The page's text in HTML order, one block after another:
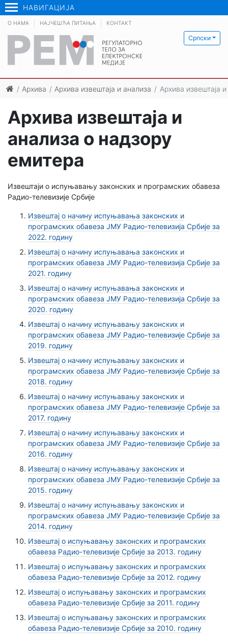
НАВИГАЦИЈА
Српски
О НАМА НАЈЧЕШЋА ПИТАЊА КОНТАКТ
Архива Архива извештаја и анализа Архива извештаја
Архива извештаја и
анализа о надзору
емитера
Извештаји о испуњавању законских и програмских обавеза
Радио-телевизије Србије
Извештај о начину испуњавања законских и
програмских обавеза ЈМУ Радио-телевизија Србије за
2022. годину
Извештај о начину испуњавања законских и
програмских обавеза ЈМУ Радио-телевизија Србије за
2021. годину
Извештај о начину испуњавања законских и
програмских обавеза ЈМУ Радио-телевизија Србије за
2020. годину
Извештај о начину испуњавању законских и
програмских обавеза ЈМУ Радио-телевизије Србије за
2019. годину
Извештај о начину испуњавању законских и
програмских обавеза ЈМУ Радио-телевизије Србије за
2018. годину
Извештај о начину испуњавању законских и
програмских обавеза ЈМУ Радио-телевизије Србије за
2017. годину
Извештај о начину испуњавању законских и
програмских обавеза ЈМУ Радио-телевизије Србије за
2016. годину
Извештај о начину испуњавању законских и
програмских обавеза ЈМУ Радио-телевизије Србије за
2015. годину
Извештај о начину испуњавању законских и
програмских обавеза ЈМУ Радио-телевизије Србије за
2014. годину
Извештај о испуњавању законских и програмских
обавеза Радио-телевизије Србије за 2013. годину
Извештај о испуњавању законских и програмских
обавеза Радио-телевизије Србије за 2012. годину
Извештај о испуњавању законских и програмских
обавеза Радио-телевизије Србије за 2011. годину
Извештај о испуњавању законских и програмских
обавеза Радио-телевизије Србије за 2010. годину